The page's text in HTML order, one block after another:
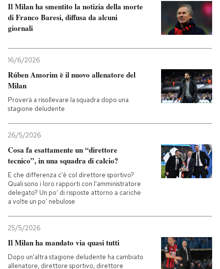
Entra
Il Milan ha smentito la notizia della morte
di Franco Baresi, diffusa da alcuni
giornali
16/6/2026
Rúben Amorim è il nuovo allenatore del
Milan
Proverà a risollevare la squadra dopo una
stagione deludente
26/5/2026
Cosa fa esattamente un “direttore
tecnico”, in una squadra di calcio?
E che differenza c'è col direttore sportivo?
Quali sono i loro rapporti con l'amministratore
delegato? Un po' di risposte attorno a cariche
a volte un po' nebulose
25/5/2026
Il Milan ha mandato via quasi tutti
Dopo un'altra stagione deludente ha cambiato
allenatore, direttore sportivo, direttore